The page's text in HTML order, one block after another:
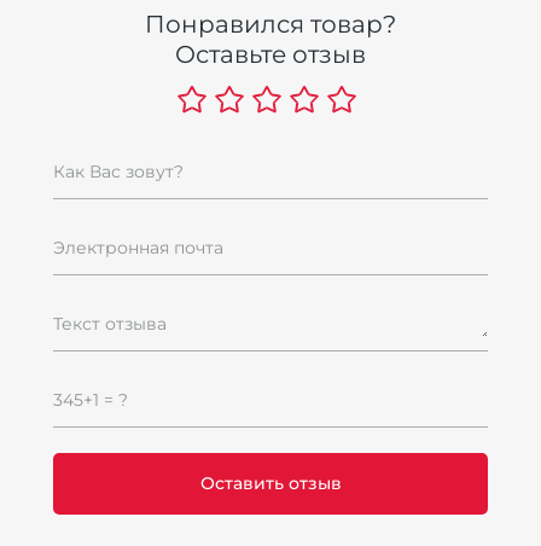
Понравился товар?
Оставьте отзыв
Как Вас зовут?
Электронная почта
Текст отзыва
345+1 = ?